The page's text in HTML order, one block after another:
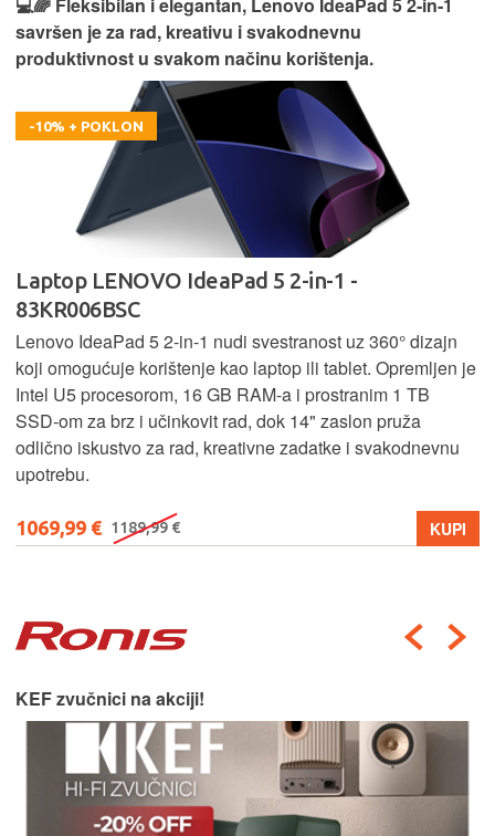
💻🌈 Fleksibilan i elegantan, Lenovo IdeaPad 5 2‑in‑1
savršen je za rad, kreativu i svakodnevnu
produktivnost u svakom načinu korištenja.
-10% + POKLON
Laptop LENOVO IdeaPad 5 2-in-1 -
83KR006BSC
Lenovo IdeaPad 5 2‑in‑1 nudi svestranost uz 360° dizajn
koji omogućuje korištenje kao laptop ili tablet. Opremljen je
Intel U5 procesorom, 16 GB RAM-a i prostranim 1 TB
SSD‑om za brz i učinkovit rad, dok 14" zaslon pruža
odlično iskustvo za rad, kreativne zadatke i svakodnevnu
upotrebu.
1069,99 € 1189,99 € KUPI
KEF zvučnici na akciji!